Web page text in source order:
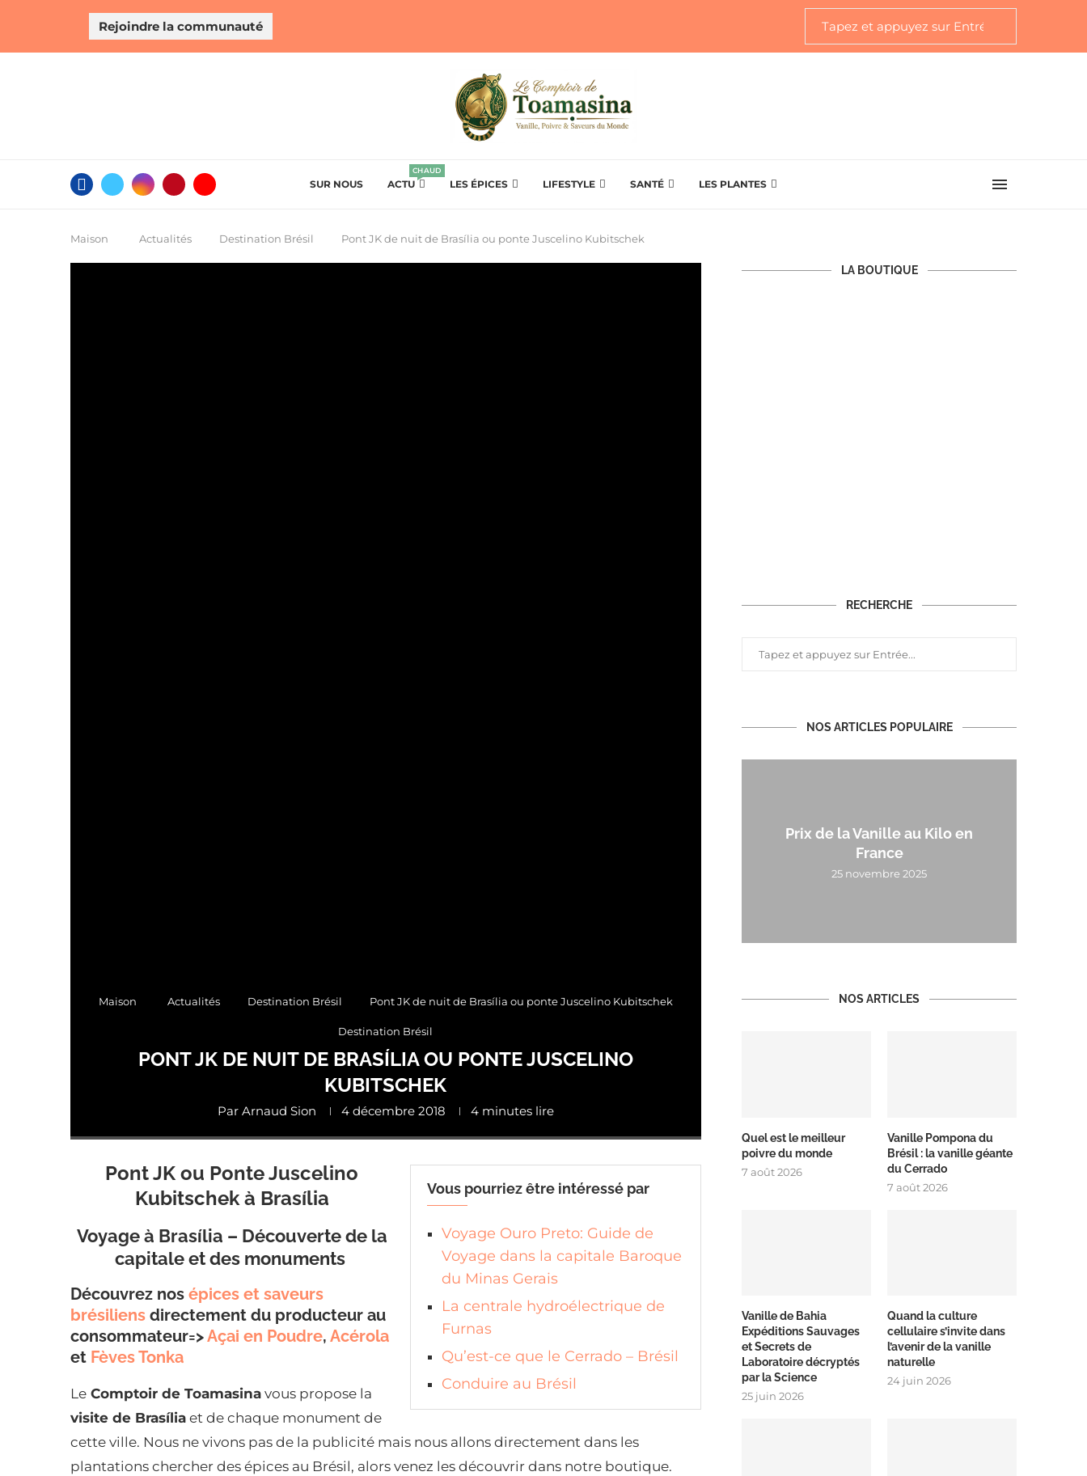
Rejoindre la communauté
SUR NOUS ACTU
CHAUD
LES ÉPICES LIFESTYLE SANTÉ LES PLANTES
Maison Actualités Destination Brésil Pont JK de nuit de Brasília ou ponte Juscelino Kubitschek
Maison Actualités Destination Brésil Pont JK de nuit de Brasília ou ponte Juscelino Kubitschek
Destination Brésil
PONT JK DE NUIT DE BRASÍLIA OU PONTE JUSCELINO
KUBITSCHEK
Par Arnaud Sion 4 décembre 2018 4 minutes lire
Vous pourriez être intéressé par
Voyage Ouro Preto: Guide de
Voyage dans la capitale Baroque
du Minas Gerais
La centrale hydroélectrique de
Furnas
Qu’est-ce que le Cerrado – Brésil
Conduire au Brésil
Pont JK ou Ponte Juscelino
Kubitschek à Brasília
Voyage à Brasília – Découverte de la
capitale et des monuments
Découvrez nos épices et saveurs
brésiliens directement du producteur au
consommateur=>Açai en Poudre, Acérola
et Fèves Tonka
Le Comptoir de Toamasina vous propose la
visite de Brasília et de chaque monument de
cette ville. Nous ne vivons pas de la publicité mais nous allons directement dans les
plantations chercher des épices au Brésil, alors venez les découvrir dans notre boutique.
LA BOUTIQUE
RECHERCHE
NOS ARTICLES POPULAIRE
Prix de la Vanille au Kilo en
France
25 novembre 2025
NOS ARTICLES
Quel est le meilleur
poivre du monde
7 août 2026
Vanille Pompona du
Brésil : la vanille géante
du Cerrado
7 août 2026
Vanille de Bahia
Expéditions Sauvages
et Secrets de
Laboratoire décryptés
par la Science
25 juin 2026
Quand la culture
cellulaire s’invite dans
l’avenir de la vanille
naturelle
24 juin 2026